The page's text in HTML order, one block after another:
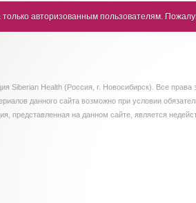
авторизованным пользователям.
Siberian Health (Россия, г. Новосибирск). Все
данного сайта возможно при условии
представленная на данном сайте, является